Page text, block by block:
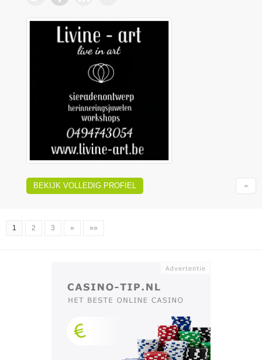
BEKIJK VOLLEDIG PROFIEL
1 2 3 » »»